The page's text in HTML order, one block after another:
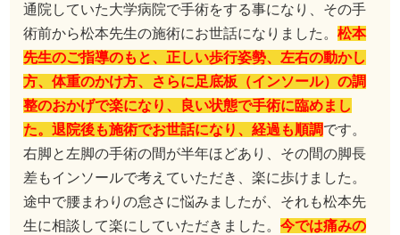
通院していた大学病院で手術をする事になり、その手
術前から松本先生の施術にお世話になりました。 松本
先生のご指導のもと、正しい歩行姿勢、左右の動かし
方、体重のかけ方、さらに足底板（インソール）の調
整のおかげで楽になり、良い状態で手術に臨めまし
た。退院後も施術でお世話になり、経過も順調です。
右脚と左脚の手術の間が半年ほどあり、その間の脚長
差もインソールで考えていただき、楽に歩けました。
途中で腰まわりの怠さに悩みましたが、それも松本先
生に相談して楽にしていただきました。 今では痛みの